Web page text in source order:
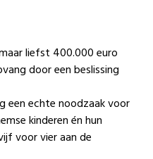
liefst 400.000 euro
door een beslissing
een echte noodzaak voor
kinderen én hun
voor vier aan de